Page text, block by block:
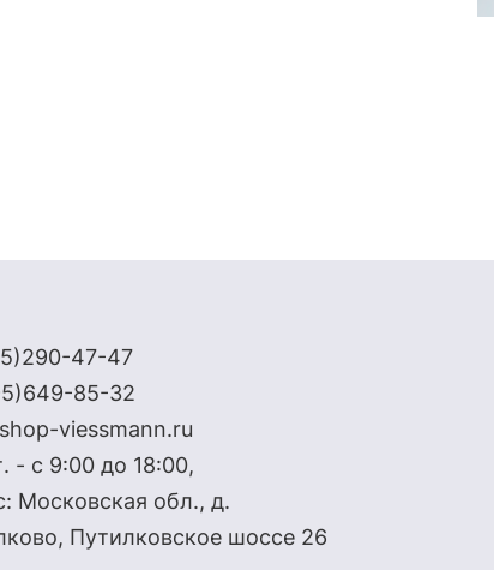
47-47
85-32
viessmann.ru
- с 9:00 до 18:00,
Московская обл., д.
Путилковское шоссе 26